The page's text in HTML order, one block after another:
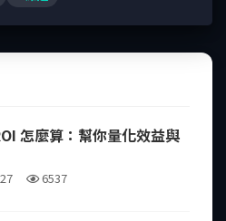
怎麼算：幫你量化效益與
6537